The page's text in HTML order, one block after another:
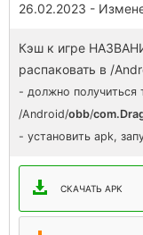
26.02.2023 -
Кэш к игре
распаковать в /
- должно получиться
/Android/obb/
- установить apk,
СКАЧАТЬ APK